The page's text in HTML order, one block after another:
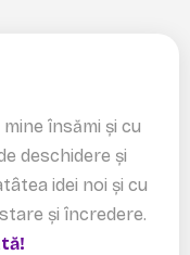
însămi și cu
deschidere și
idei noi și cu
și încredere.